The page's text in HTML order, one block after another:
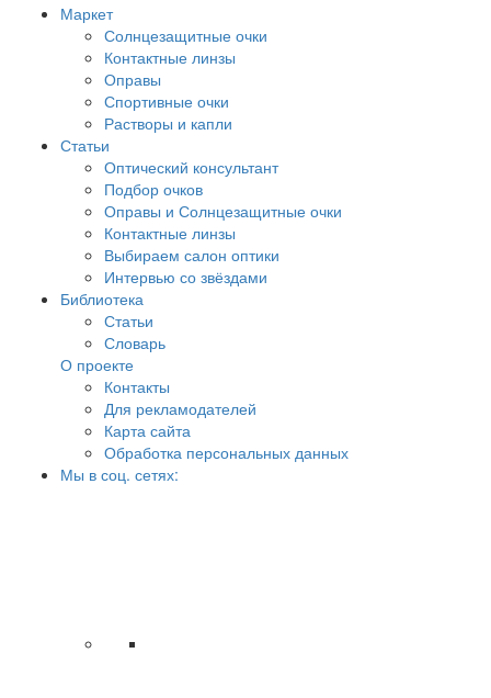
Маркет
Солнцезащитные очки
Контактные линзы
Оправы
Спортивные очки
Растворы и капли
Статьи
Оптический консультант
Подбор очков
Оправы и Солнцезащитные очки
Контактные линзы
Выбираем салон оптики
Интервью со звёздами
Библиотека
Статьи
Словарь
О проекте
Контакты
Для рекламодателей
Карта сайта
Обработка персональных данных
Мы в соц. сетях: